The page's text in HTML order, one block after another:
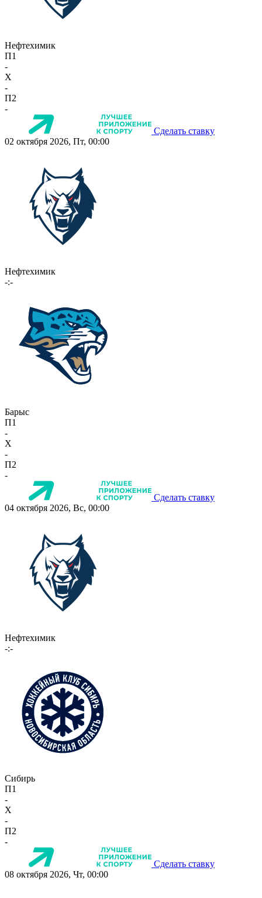
Нефтехимик
П1
-
X
-
П2
-
Сделать ставку
02 октября 2026, Пт, 00:00
Нефтехимик
-:-
Барыс
П1
-
X
-
П2
-
Сделать ставку
04 октября 2026, Вс, 00:00
Нефтехимик
-:-
Сибирь
П1
-
X
-
П2
-
Сделать ставку
08 октября 2026, Чт, 00:00